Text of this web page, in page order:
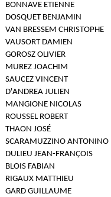
BONNAVE ETIENNE
DOSQUET BENJAMIN
VAN BRESSEM CHRISTOPHE
VAUSORT DAMIEN
GOROSZ OLIVIER
MUREZ JOACHIM
SAUCEZ VINCENT
D'ANDREA JULIEN
MANGIONE NICOLAS
ROUSSEL ROBERT
THAON JOSÉ
SCARAMUZZINO ANTONINO
DULIEU JEAN-FRANÇOIS
BLOIS FABIAN
RIGAUX MATTHIEU
GARD GUILLAUME